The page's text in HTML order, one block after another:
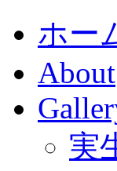
ホー
About
実